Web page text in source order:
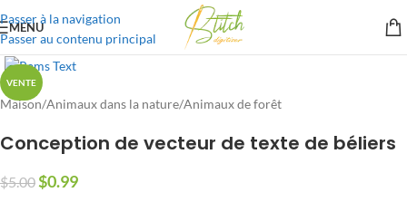
Passer à la navigation
Passer au contenu principal
MENU
VENTE
Maison/Animaux dans la nature/Animaux de forêt
Conception de vecteur de texte de béliers
$5.00$0.99